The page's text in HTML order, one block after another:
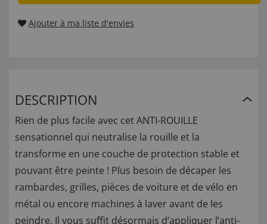
Ajouter à ma liste d'envies
DESCRIPTION
Rien de plus facile avec cet ANTI-ROUILLE
sensationnel qui neutralise la rouille et la
transforme en une couche de protection stable et
pouvant être peinte ! Plus besoin de décaper les
rambardes, grilles, pièces de voiture et de vélo en
métal ou encore machines à laver avant de les
peindre. Il vous suffit désormais d’appliquer l’anti-